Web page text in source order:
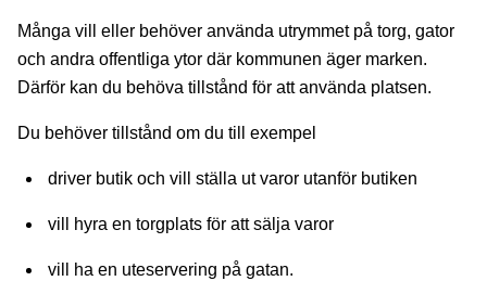
Många vill eller behöver använda utrymmet på torg, gator
och andra offentliga ytor där kommunen äger marken.
Därför kan du behöva tillstånd för att använda platsen.
Du behöver tillstånd om du till exempel
driver butik och vill ställa ut varor utanför butiken
vill hyra en torgplats för att sälja varor
vill ha en uteservering på gatan.